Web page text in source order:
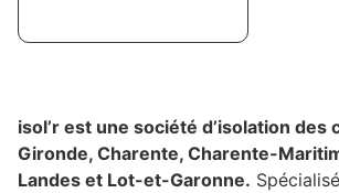
isol’r est une société d’isolation des
Gironde, Charente, Charente-
Landes et Lot-et-Garonne.